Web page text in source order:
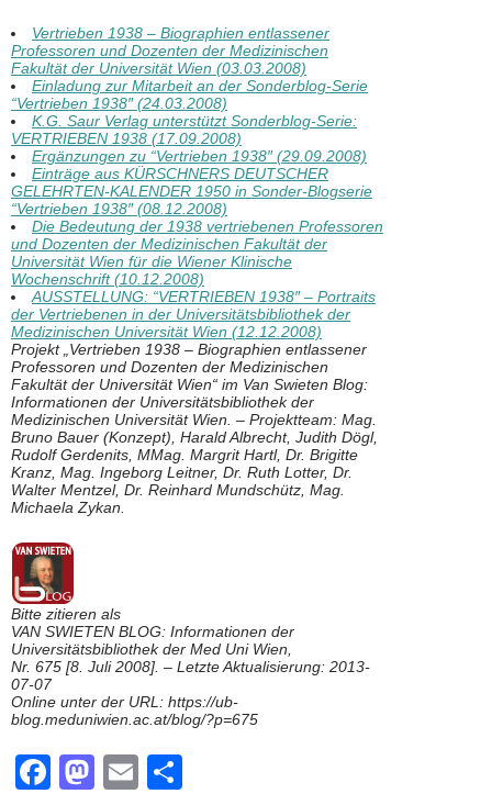
Vertrieben 1938 – Biographien entlassener
Professoren und Dozenten der Medizinischen
Fakultät der Universität Wien (03.03.2008)
Einladung zur Mitarbeit an der Sonderblog-Serie
“Vertrieben 1938″ (24.03.2008)
K.G. Saur Verlag unterstützt Sonderblog-Serie:
VERTRIEBEN 1938 (17.09.2008)
Ergänzungen zu “Vertrieben 1938″ (29.09.2008)
Einträge aus KÜRSCHNERS DEUTSCHER
GELEHRTEN-KALENDER 1950 in Sonder-Blogserie
“Vertrieben 1938″ (08.12.2008)
Die Bedeutung der 1938 vertriebenen Professoren
und Dozenten der Medizinischen Fakultät der
Universität Wien für die Wiener Klinische
Wochenschrift (10.12.2008)
AUSSTELLUNG: “VERTRIEBEN 1938″ – Portraits
der Vertriebenen in der Universitätsbibliothek der
Medizinischen Universität Wien (12.12.2008)
Projekt „Vertrieben 1938 – Biographien entlassener
Professoren und Dozenten der Medizinischen
Fakultät der Universität Wien“ im Van Swieten Blog:
Informationen der Universitätsbibliothek der
Medizinischen Universität Wien. – Projektteam: Mag.
Bruno Bauer (Konzept), Harald Albrecht, Judith Dögl,
Rudolf Gerdenits, MMag. Margrit Hartl, Dr. Brigitte
Kranz, Mag. Ingeborg Leitner, Dr. Ruth Lotter, Dr.
Walter Mentzel, Dr. Reinhard Mundschütz, Mag.
Michaela Zykan.
Bitte zitieren als
VAN SWIETEN BLOG: Informationen der
Universitätsbibliothek der Med Uni Wien,
Nr. 675 [8. Juli 2008]. – Letzte Aktualisierung: 2013-
07-07
Online unter der URL: https://ub-
blog.meduniwien.ac.at/blog/?p=675
F
M
E